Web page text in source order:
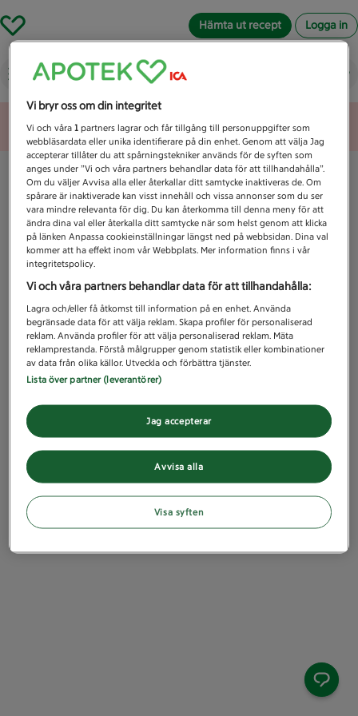
Hämta ut recept Logga in
Vad letar du efter idag?
Unknown error
Vi bryr oss om din integritet
Vi och våra1 partners lagrar och får tillgång till personuppgifter som
webbläsardata eller unika identifierare på din enhet. Genom att välja Jag
accepterar tillåter du att spårningstekniker används för de syften som
anges under ”Vi och våra partners behandlar data för att tillhandahålla”.
Om du väljer Avvisa alla eller återkallar ditt samtycke inaktiveras de. Om
spårare är inaktiverade kan visst innehåll och vissa annonser som du ser
vara mindre relevanta för dig. Du kan återkomma till denna meny för att
ändra dina val eller återkalla ditt samtycke när som helst genom att klicka
på länken Anpassa cookieinställningar längst ned på webbsidan. Dina val
kommer att ha effekt inom vår Webbplats. Mer information finns i vår
integritetspolicy.
Vi och våra partners behandlar data för att tillhandahålla:
Lagra och/eller få åtkomst till information på en enhet. Använda
begränsade data för att välja reklam. Skapa profiler för personaliserad
reklam. Använda profiler för att välja personaliserad reklam. Mäta
reklamprestanda. Förstå målgrupper genom statistik eller kombinationer
av data från olika källor. Utveckla och förbättra tjänster.
Lista över partner (leverantörer)
Avvisa alla
Jag accepterar
Visa syften